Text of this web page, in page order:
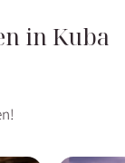
in Kuba